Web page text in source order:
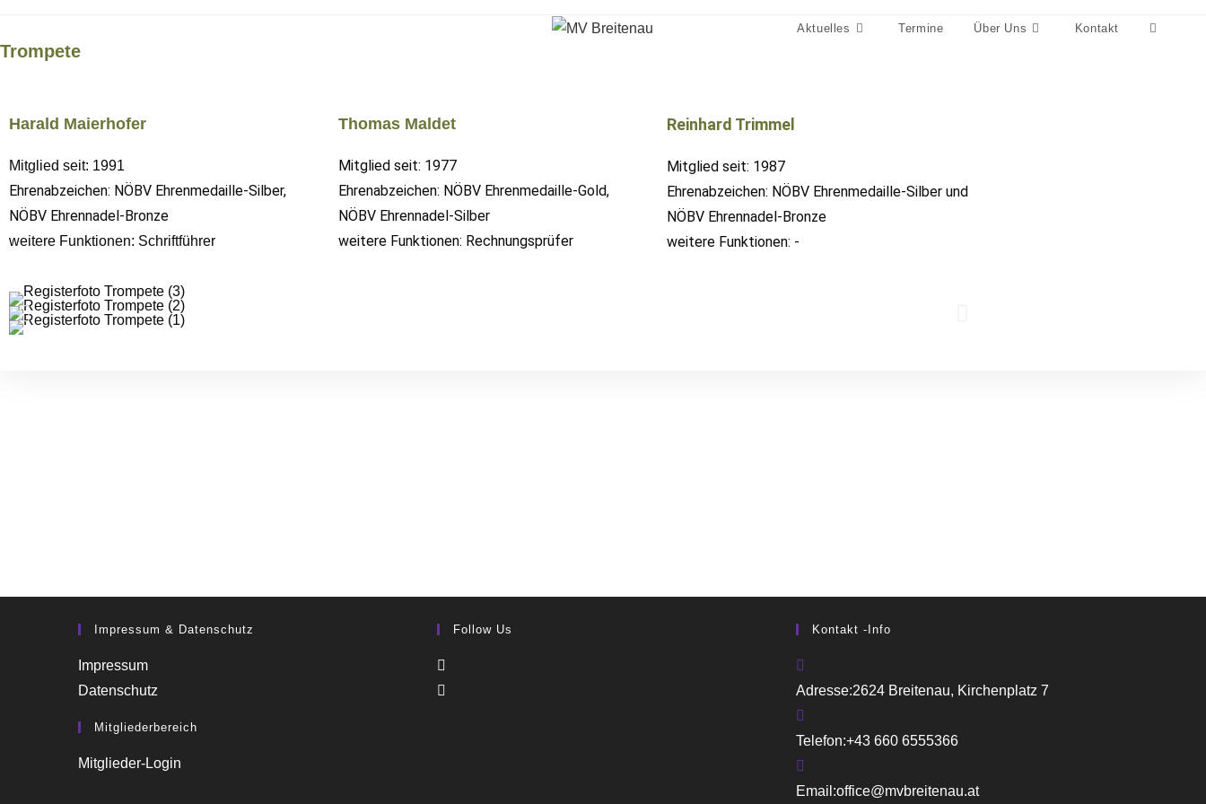
Aktuelles Termine Über Uns Kontakt
Trompete
Harald Maierhofer
Mitglied seit: 1991
Ehrenabzeichen: NÖBV Ehrenmedaille-Silber,
NÖBV Ehrennadel-Bronze
weitere Funktionen: Schriftführer
Thomas Maldet
Mitglied seit: 1977
Ehrenabzeichen: NÖBV Ehrenmedaille-Gold,
NÖBV Ehrennadel-Silber
weitere Funktionen: Rechnungsprüfer
Reinhard Trimmel
Mitglied seit: 1987
Ehrenabzeichen: NÖBV Ehrenmedaille-Silber und
NÖBV Ehrennadel-Bronze
weitere Funktionen: -
Impressum & Datenschutz
Impressum
Datenschutz
Mitgliederbereich
Mitglieder-Login
Follow Us Kontakt -Info
Adresse:2624 Breitenau, Kirchenplatz 7
Telefon:+43 660 6555366
Email:office@mvbreitenau.at